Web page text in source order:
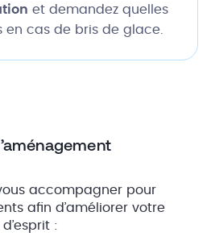
et demandez quelles
en cas de bris de glace.
accompagner pour
afin d’améliorer votre
: